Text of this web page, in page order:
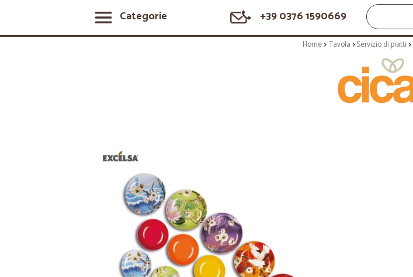
Categorie +39 0376 1590669
Home Tavola Servizio di piatti